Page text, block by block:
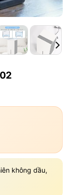
không dầu,